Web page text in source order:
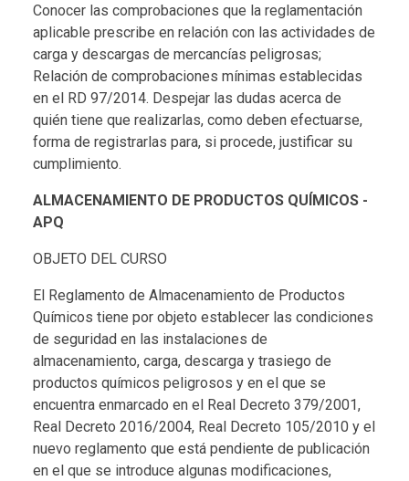
Conocer las comprobaciones que la reglamentación
aplicable prescribe en relación con las actividades de
carga y descargas de mercancías peligrosas;
Relación de comprobaciones mínimas establecidas
en el RD 97/2014. Despejar las dudas acerca de
quién tiene que realizarlas, como deben efectuarse,
forma de registrarlas para, si procede, justificar su
cumplimiento.
ALMACENAMIENTO DE PRODUCTOS QUÍMICOS -
APQ
OBJETO DEL CURSO
El Reglamento de Almacenamiento de Productos
Químicos tiene por objeto establecer las condiciones
de seguridad en las instalaciones de
almacenamiento, carga, descarga y trasiego de
productos químicos peligrosos y en el que se
encuentra enmarcado en el Real Decreto 379/2001,
Real Decreto 2016/2004, Real Decreto 105/2010 y el
nuevo reglamento que está pendiente de publicación
en el que se introduce algunas modificaciones,